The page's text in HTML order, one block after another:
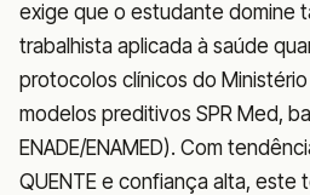
exige que o estudante domine
trabalhista aplicada à saúde
protocolos clínicos do
modelos preditivos SPR Med,
ENADE/ENAMED). Com
QUENTE e confiança alta, este